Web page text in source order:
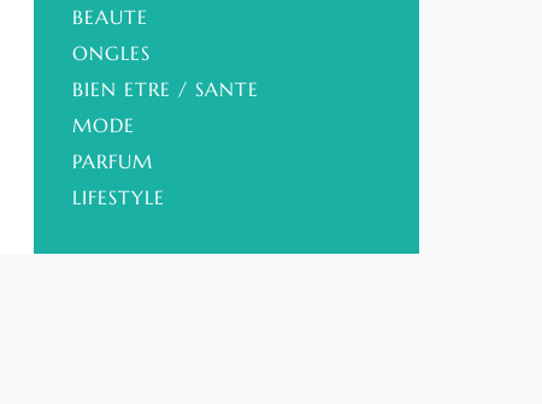
BEAUTE
ONGLES
BIEN ETRE / SANTE
MODE
PARFUM
LIFESTYLE